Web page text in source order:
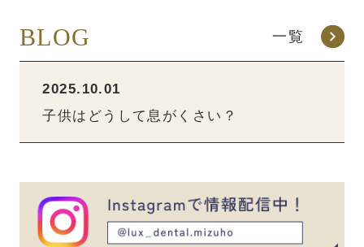
BLOG 一覧
2025.10.01
子供はどうして息がくさい？